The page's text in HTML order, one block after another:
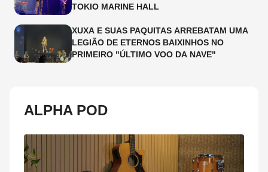
TOKIO MARINE HALL
XUXA E SUAS PAQUITAS ARREBATAM UMA
LEGIÃO DE ETERNOS BAIXINHOS NO
PRIMEIRO "ÚLTIMO VOO DA NAVE"
ALPHA POD